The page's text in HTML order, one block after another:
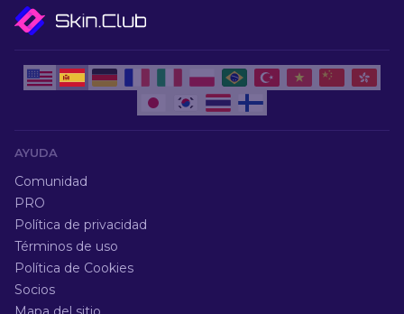
AYUDA
Comunidad
PRO
Política de privacidad
Términos de uso
Política de Cookies
Socios